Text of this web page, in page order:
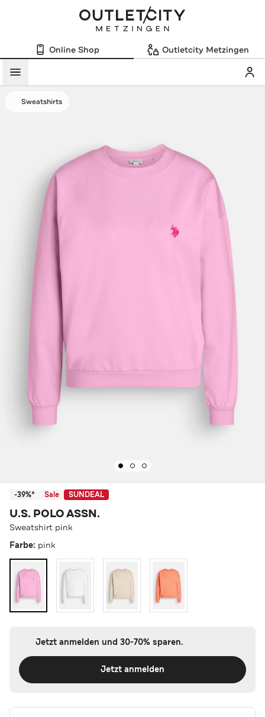
Online Shop Outletcity Metzingen
Menü
Sweatshirts
-39%* Sale SUNDEAL
U.S. POLO ASSN.
Sweatshirt pink
Farbe: pink
Jetzt anmelden und 30-70% sparen.
Jetzt anmelden